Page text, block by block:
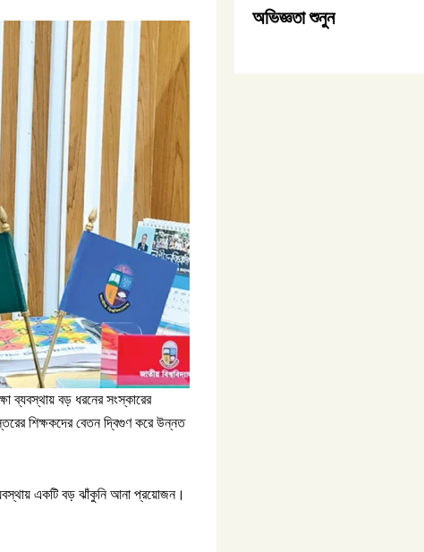
ব্যবস্থায় বড় ধরনের সংস্কারের
শিক্ষকদের বেতন দ্বিগুণ করে উন্নত
একটি বড় ঝাঁকুনি আনা প্রয়োজন।
অভিজ্ঞতা শুনুন